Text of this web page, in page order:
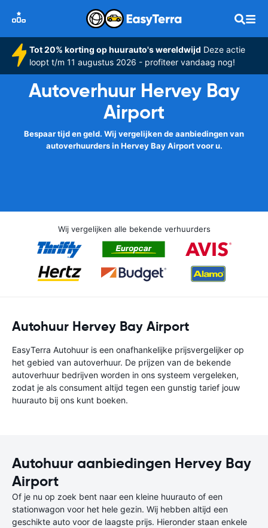
Tot 20% korting op huurauto's wereldwijd Deze actie
loopt t/m 11 augustus 2026 - profiteer vandaag nog!
Autoverhuur Hervey Bay
Airport
Bespaar tijd en geld. Wij vergelijken de aanbiedingen van
autoverhuurders in Hervey Bay Airport voor u.
Wij vergelijken alle bekende verhuurders
Autohuur Hervey Bay Airport
EasyTerra Autohuur is een onafhankelijke prijsvergelijker op
het gebied van autoverhuur. De prijzen van de bekende
autoverhuur bedrijven worden in ons systeem vergeleken,
zodat je als consument altijd tegen een gunstig tarief jouw
huurauto bij ons kunt boeken.
Autohuur aanbiedingen Hervey Bay
Airport
Of je nu op zoek bent naar een kleine huurauto of een
stationwagon voor het hele gezin. Wij hebben altijd een
geschikte auto voor de laagste prijs. Hieronder staan enkele